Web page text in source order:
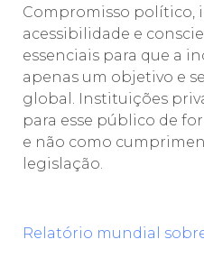
Compromisso político,
acessibilidade e
essenciais para que a
apenas um objetivo e
global. Instituições
para esse público de
e não como
legislação.
Relatório mundial